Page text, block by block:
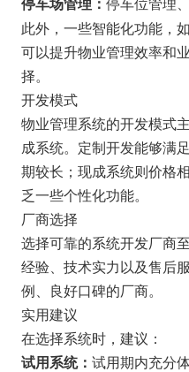
此外，一些智能化功能，
可以提升物业管理效率和
择。
开发模式
物业管理系统的开发模式
成系统。定制开发能够满
期较长；现成系统则价格
乏一些个性化功能。
厂商选择
选择可靠的系统开发厂商
经验、技术实力以及售后
例、良好口碑的厂商。
实用建议
在选择系统时，建议：
试用系统： 试用期内充分